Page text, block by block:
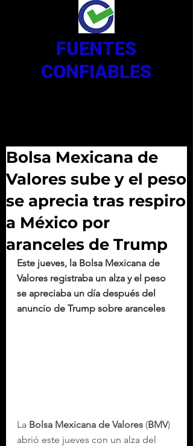
FUENTES
CONFIABLES
Bolsa Mexicana de
Valores sube y el peso
se aprecia tras respiro
a México por
aranceles de Trump
Este jueves, la Bolsa Mexicana de
Valores registraba un alza y el peso
se apreciaba un día después del
anuncio de Trump sobre aranceles
La Bolsa Mexicana de Valores (BMV)
abrió este jueves con un alza del